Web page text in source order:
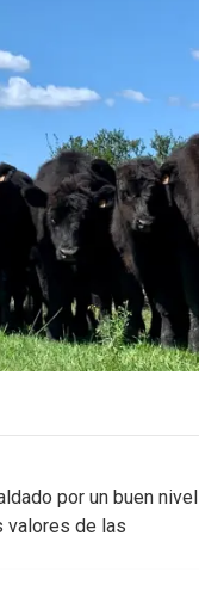
por un buen nivel
valores de las